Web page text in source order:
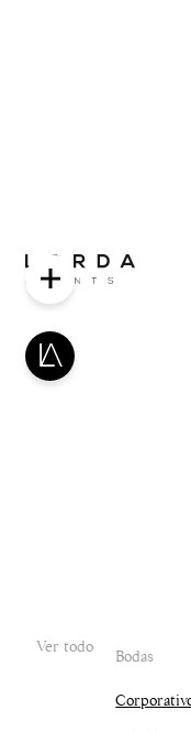
Ver todo
Bodas